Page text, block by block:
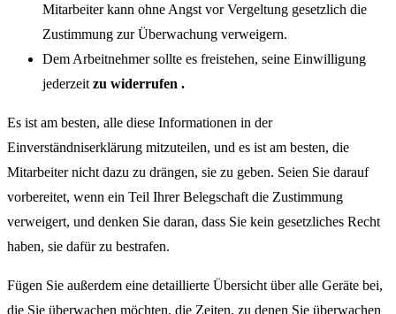
Mitarbeiter kann ohne Angst vor Vergeltung gesetzlich die
Zustimmung zur Überwachung verweigern.
Dem Arbeitnehmer sollte es freistehen, seine Einwilligung
jederzeit zu widerrufen .
Es ist am besten, alle diese Informationen in der
Einverständniserklärung mitzuteilen, und es ist am besten, die
Mitarbeiter nicht dazu zu drängen, sie zu geben. Seien Sie darauf
vorbereitet, wenn ein Teil Ihrer Belegschaft die Zustimmung
verweigert, und denken Sie daran, dass Sie kein gesetzliches Recht
haben, sie dafür zu bestrafen.
Fügen Sie außerdem eine detaillierte Übersicht über alle Geräte bei,
die Sie überwachen möchten, die Zeiten, zu denen Sie überwachen